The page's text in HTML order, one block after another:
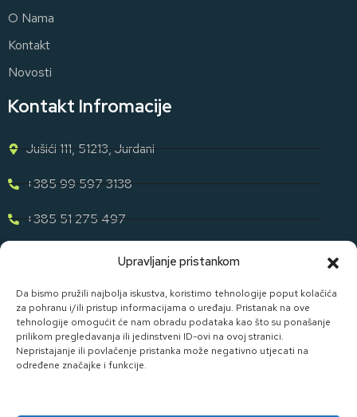
Upravljanje pristankom
Da bismo pružili najbolja iskustva, koristimo tehnologije poput kolačića
za pohranu i/ili pristup informacijama o uređaju. Pristanak na ove
tehnologije omogućit će nam obradu podataka kao što su ponašanje
prilikom pregledavanja ili jedinstveni ID-ovi na ovoj stranici.
Nepristajanje ili povlačenje pristanka može negativno utjecati na
određene značajke i funkcije.
O Nama
Kontakt
Novosti
Kontakt Infromacije
Jušići 111, 51213, Jurdani
+385 99 597 3138
+385 51 275 497
eugen.dih@gmail.com
Naša Ponuda
Otkrijte cijelu našu ponudu u svijetu staklene ambalaže uz D. I.
H.